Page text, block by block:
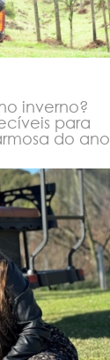
inverno?
para
do ano